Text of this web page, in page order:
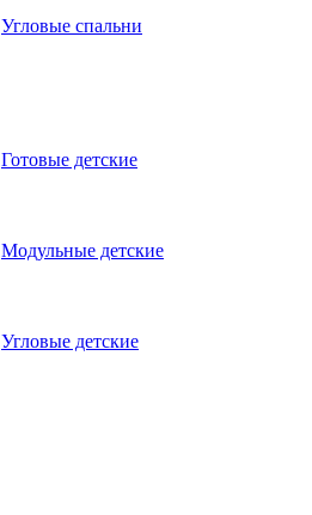
Угловые спальни
Готовые детские
Модульные детские
Угловые детские